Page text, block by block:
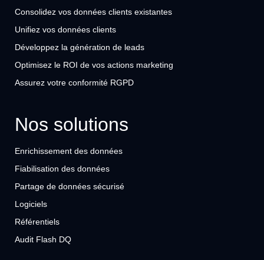
Consolidez vos données clients existantes
Unifiez vos données clients
Développez la génération de leads
Optimisez le ROI de vos actions marketing
Assurez votre conformité RGPD
Nos solutions
Enrichissement des données
Fiabilisation des données
Partage de données sécurisé
Logiciels
Référentiels
Audit Flash DQ